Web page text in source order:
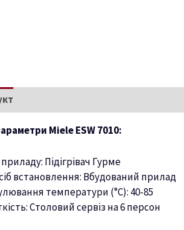
Miele ESW 7010:
Підігрівач Гурме
встановлення: Вбудований прилад
температури (°C): 40-85
Столовий сервіз на 6 персон